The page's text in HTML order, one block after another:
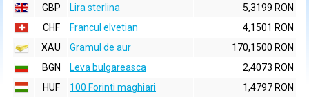
GBP
Lira sterlina
5,3199 RON
CHF
Francul elvetian
4,1501 RON
XAU
Gramul de aur
170,1500 RON
BGN
Leva bulgareasca
2,4073 RON
HUF
100 Forinti maghiari
1,4797 RON